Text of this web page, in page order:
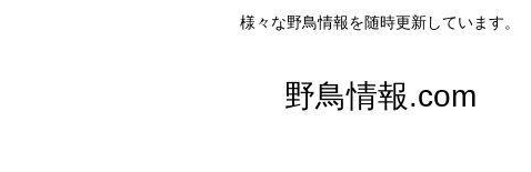
様々な野鳥情報を随時更新しています。
野鳥情報.com